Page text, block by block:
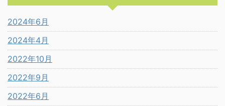
2024年6月
2024年4月
2022年10月
2022年9月
2022年6月